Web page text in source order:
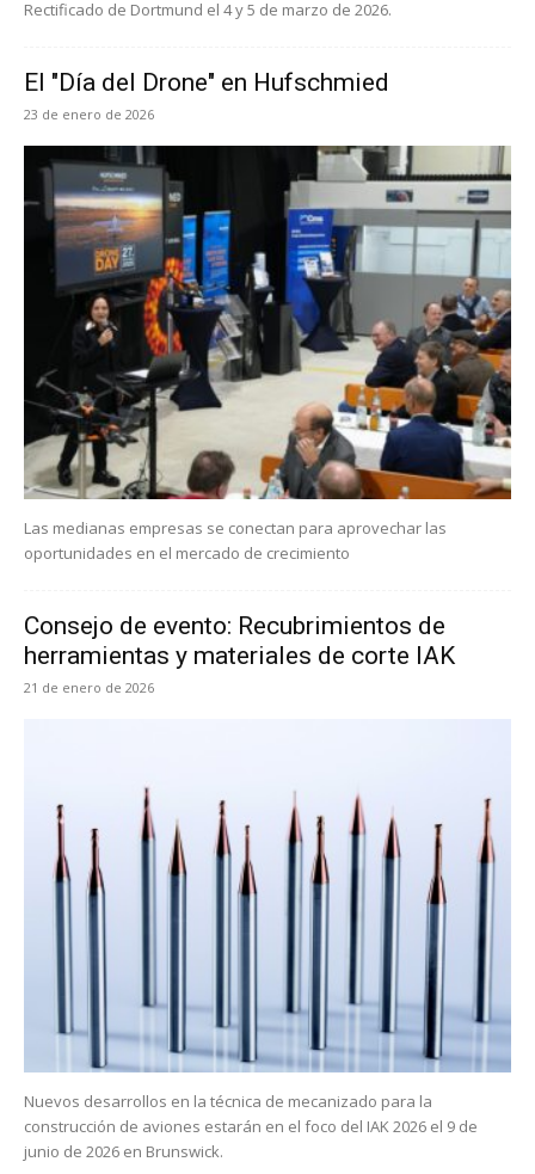
Rectificado de Dortmund el 4 y 5 de marzo de 2026.
El "Día del Drone" en Hufschmied
23 de enero de 2026
Las medianas empresas se conectan para aprovechar las
oportunidades en el mercado de crecimiento
Consejo de evento: Recubrimientos de
herramientas y materiales de corte IAK
21 de enero de 2026
Nuevos desarrollos en la técnica de mecanizado para la
construcción de aviones estarán en el foco del IAK 2026 el 9 de
junio de 2026 en Brunswick.